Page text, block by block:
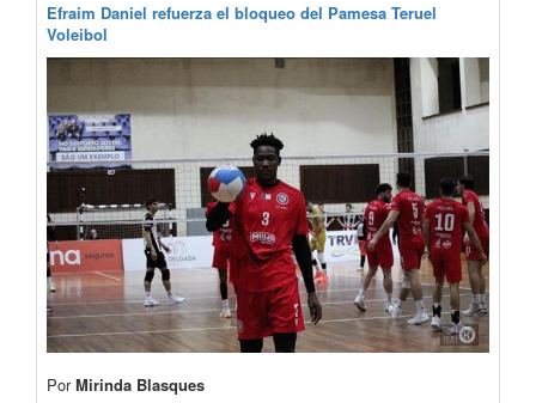
Efraim Daniel refuerza el bloqueo del Pamesa Teruel
Voleibol
PorMirinda Blasques